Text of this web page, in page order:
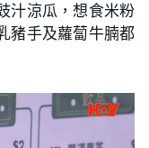
汁涼瓜，想食米粉
豬手及蘿蔔牛腩都